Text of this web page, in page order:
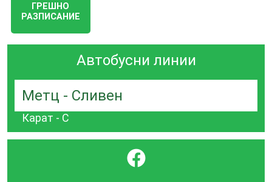
ГРЕШНО
РАЗПИСАНИЕ
Автобусни линии
Метц - Сливен
Карат - С
}